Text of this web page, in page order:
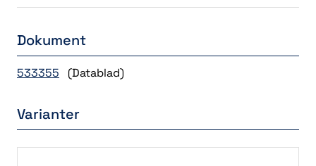
Dokument
533355 (Datablad)
Varianter